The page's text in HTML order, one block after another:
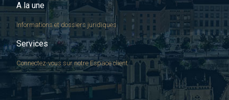
A la une
Informations et dossiers juridiques
Services
Connectez-vous sur notre Espace client